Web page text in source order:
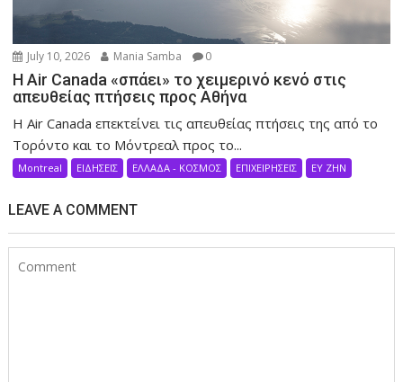
July 10, 2026 Mania Samba 0
Η Air Canada «σπάει» το χειμερινό κενό στις
απευθείας πτήσεις προς Αθήνα
Η Air Canada επεκτείνει τις απευθείας πτήσεις της από το
Τορόντο και το Μόντρεαλ προς το...
Montreal ΕΙΔΗΣΕΙΣ ΕΛΛΑΔΑ - ΚΟΣΜΟΣ ΕΠΙΧΕΙΡΗΣΕΙΣ ΕΥ ΖΗΝ
LEAVE A COMMENT